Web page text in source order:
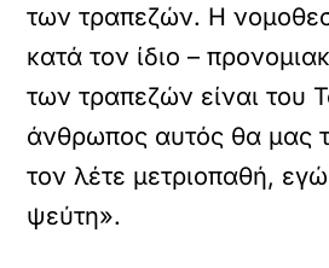
των τραπεζών. Η
κατά τον ίδιο –
των τραπεζών είναι του
άνθρωπος αυτός θα μας
τον λέτε μετριοπαθή,
ψεύτη».